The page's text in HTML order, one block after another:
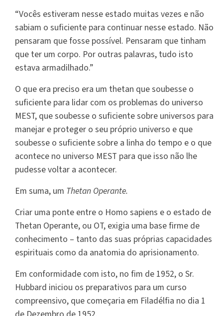
“Vocês estiveram nesse estado muitas vezes e não
sabiam o suficiente para continuar nesse estado. Não
pensaram que fosse possível. Pensaram que tinham
que ter um corpo. Por outras palavras, tudo isto
estava armadilhado.”
O que era preciso era um thetan que soubesse o
suficiente para lidar com os problemas do universo
MEST, que soubesse o suficiente sobre universos para
manejar e proteger o seu próprio universo e que
soubesse o suficiente sobre a linha do tempo e o que
acontece no universo MEST para que isso não lhe
pudesse voltar a acontecer.
Em suma, um Thetan Operante.
Criar uma ponte entre o Homo sapiens e o estado de
Thetan Operante, ou OT, exigia uma base firme de
conhecimento – tanto das suas próprias capacidades
espirituais como da anatomia do aprisionamento.
Em conformidade com isto, no fim de 1952, o Sr.
Hubbard iniciou os preparativos para um curso
compreensivo, que começaria em Filadélfia no dia 1